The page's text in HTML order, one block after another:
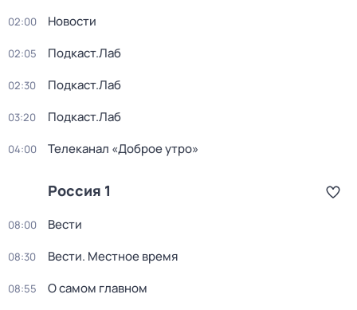
02:00 Новости
02:05 Подкаст.Лаб
02:30 Подкаст.Лаб
03:20 Подкаст.Лаб
04:00 Телеканал «Доброе утро»
Россия 1
08:00 Вести
08:30 Вести. Местное время
08:55 О самом главном